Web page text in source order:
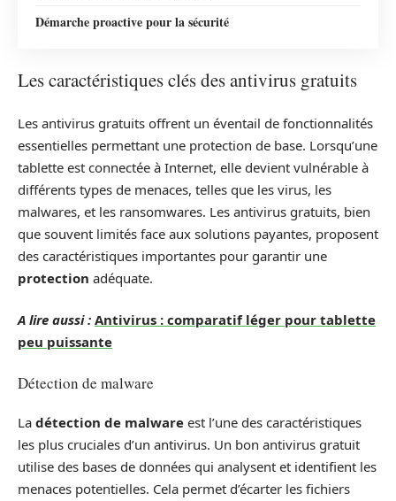
Démarche proactive pour la sécurité
Les caractéristiques clés des antivirus gratuits
Les antivirus gratuits offrent un éventail de fonctionnalités
essentielles permettant une protection de base. Lorsqu’une
tablette est connectée à Internet, elle devient vulnérable à
différents types de menaces, telles que les virus, les
malwares, et les ransomwares. Les antivirus gratuits, bien
que souvent limités face aux solutions payantes, proposent
des caractéristiques importantes pour garantir une
protection adéquate.
A lire aussi : Antivirus : comparatif léger pour tablette
peu puissante
Détection de malware
La détection de malware est l’une des caractéristiques
les plus cruciales d’un antivirus. Un bon antivirus gratuit
utilise des bases de données qui analysent et identifient les
menaces potentielles. Cela permet d’écarter les fichiers